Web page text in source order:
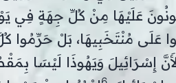
عَلَيْهَا مِنْ كُلِّ جِهَةٍ فِي
عَلَى مُنْتَخَبِيهَا، بَلْ حَرِّمُوا
إِسْرَائِيلَ وَيَهُوذَا لَيْسَا